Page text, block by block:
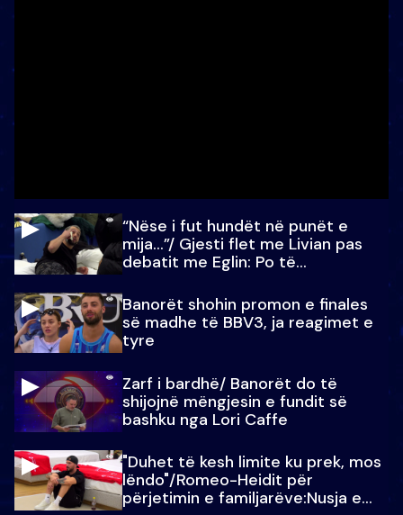
“Nëse i fut hundët në punët e
mija…”/ Gjesti flet me Livian pas
debatit me Eglin: Po të
Banorët shohin promon e finales
së madhe të BBV3, ja reagimet e
tyre
Zarf i bardhë/ Banorët do të
shijojnë mëngjesin e fundit së
bashku nga Lori Caffe
"Duhet të kesh limite ku prek, mos
lëndo"/Romeo-Heidit për
përjetimin e familjarëve:Nusja e